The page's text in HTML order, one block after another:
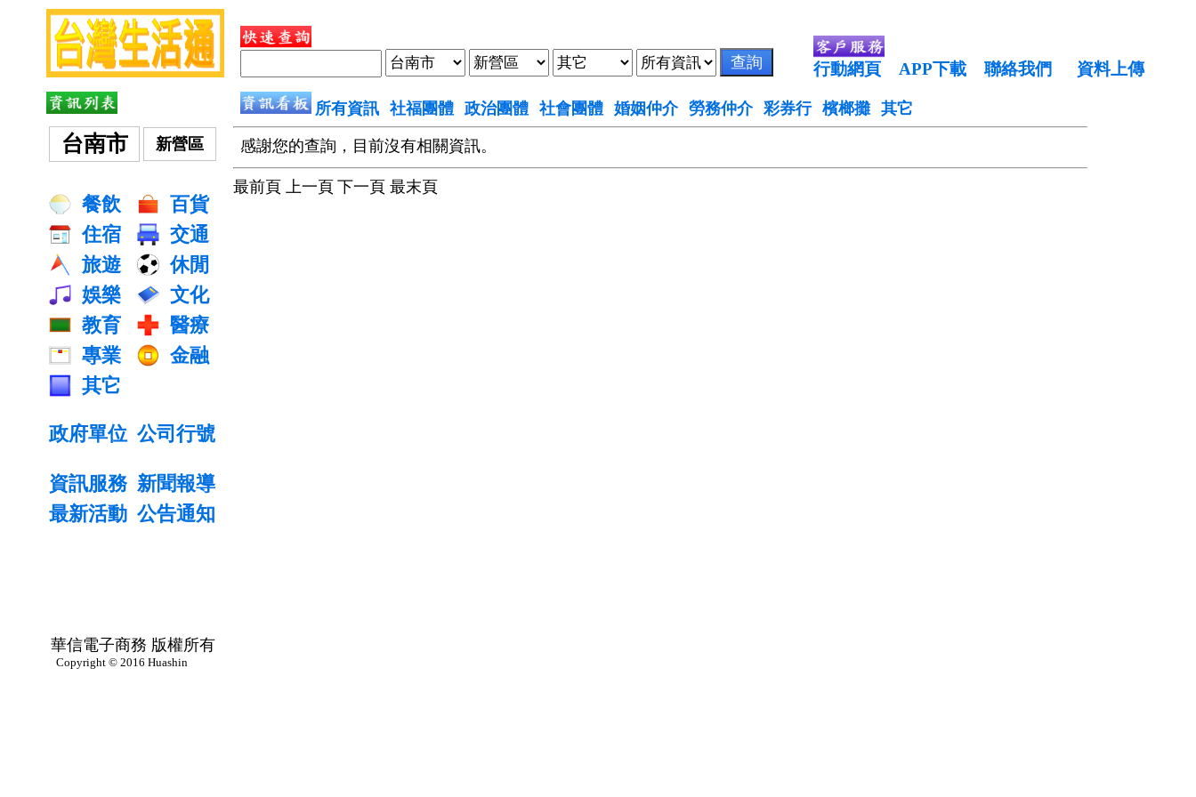
行動網頁 APP下載 聯絡我們 資料上傳
台南市 新營區
餐飲
百貨
住宿
交通
旅遊
休閒
娛樂
文化
教育
醫療
專業
金融
其它
政府單位 公司行號
資訊服務 新聞報導
最新活動 公告通知
所有資訊 社福團體 政治團體 社會團體 婚姻仲介 勞務仲介 彩券行 檳榔攤 其它
感謝您的查詢，目前沒有相關資訊。
最前頁 上一頁 下一頁 最末頁
華信電子商務 版權所有
Copyright © 2016 Huashin